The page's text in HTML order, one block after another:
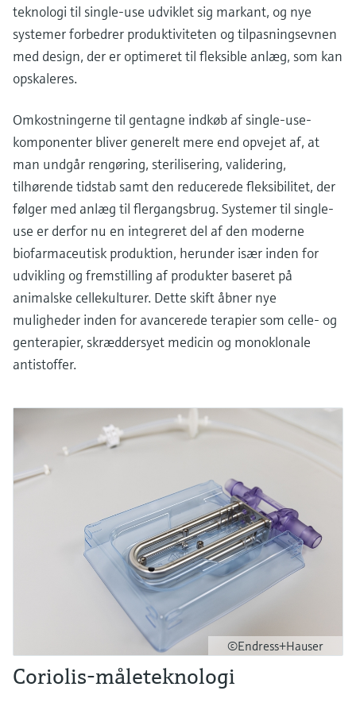
teknologi til single-use udviklet sig markant, og nye
systemer forbedrer produktiviteten og tilpasningsevnen
med design, der er optimeret til fleksible anlæg, som kan
opskaleres.
Omkostningerne til gentagne indkøb af single-use-
komponenter bliver generelt mere end opvejet af, at
man undgår rengøring, sterilisering, validering,
tilhørende tidstab samt den reducerede fleksibilitet, der
følger med anlæg til flergangsbrug. Systemer til single-
use er derfor nu en integreret del af den moderne
biofarmaceutisk produktion, herunder især inden for
udvikling og fremstilling af produkter baseret på
animalske cellekulturer. Dette skift åbner nye
muligheder inden for avancerede terapier som celle- og
genterapier, skræddersyet medicin og monoklonale
antistoffer.
©Endress+Hauser
Coriolis-måleteknologi